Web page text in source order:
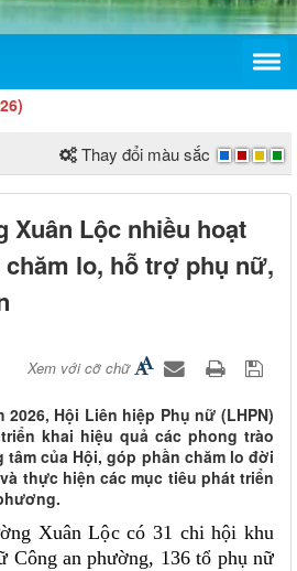
Thay đổi màu sắc
Xuân Lộc nhiều hoạt
lo, hỗ trợ phụ nữ,
Xem với cỡ chữ
Hội Liên hiệp Phụ nữ (LHPN)
khai hiệu quả các phong trào
của Hội, góp phần chăm lo đời
thực hiện các mục tiêu phát triển
Xuân Lộc có 31 chi hội khu
Công an phường, 136 tổ phụ nữ